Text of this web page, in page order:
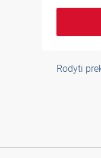
Rodyti